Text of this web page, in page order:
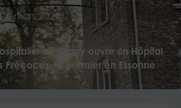
6 mars 2024
de Bligny ouvre un Hôpital
Précoces, le premier en Essonne